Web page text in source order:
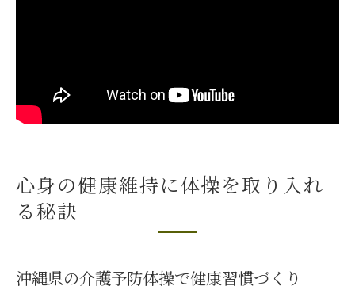
心身の健康維持に体操を取り入れ
る秘訣
沖縄県の介護予防体操で健康習慣づくり